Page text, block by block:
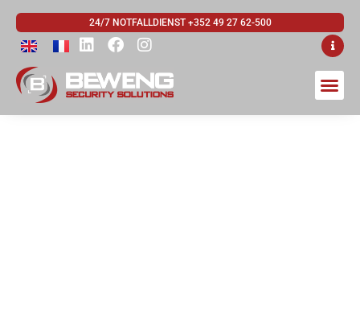
24/7 NOTFALLDIENST +352 49 27 62-500